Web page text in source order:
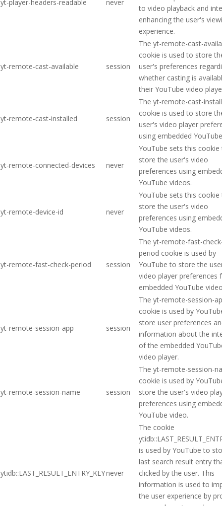
yt-player-headers-readable never
to video playback and
enhancing the user's
experience.
yt-remote-cast-available session
The yt-remote-cast-
cookie is used to store
user's preferences
whether casting is
their YouTube video
yt-remote-cast-installed session
The yt-remote-cast-
cookie is used to store
user's video player
using embedded
yt-remote-connected-devices never
YouTube sets this cookie
store the user's video
preferences using
YouTube videos.
yt-remote-device-id never
YouTube sets this cookie
store the user's video
preferences using
YouTube videos.
yt-remote-fast-check-period session
The yt-remote-fast-
period cookie is used by
YouTube to store the
video player preferences
embedded YouTube
yt-remote-session-app session
The yt-remote-session-
cookie is used by
store user preferences
information about the
of the embedded
video player.
yt-remote-session-name session
The yt-remote-session-
cookie is used by
store the user's video
preferences using
YouTube video.
ytidb::LAST_RESULT_ENTRY_KEYnever
The cookie
is used by YouTube to
last search result entry
clicked by the user. This
information is used to
the user experience by